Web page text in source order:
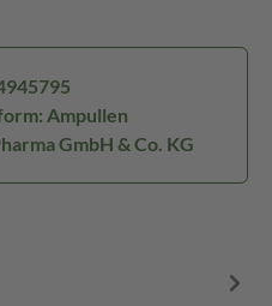
Ampullen
GmbH & Co. KG